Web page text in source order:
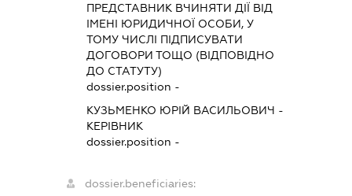
ПРЕДСТАВНИК ВЧИНЯТИ ДІЇ ВІД
ІМЕНІ ЮРИДИЧНОЇ ОСОБИ, У
ТОМУ ЧИСЛІ ПІДПИСУВАТИ
ДОГОВОРИ ТОЩО (ВІДПОВІДНО
ДО СТАТУТУ)
dossier.position -
КУЗЬМЕНКО ЮРІЙ ВАСИЛЬОВИЧ -
КЕРІВНИК
dossier.position -
dossier.beneficiaries: